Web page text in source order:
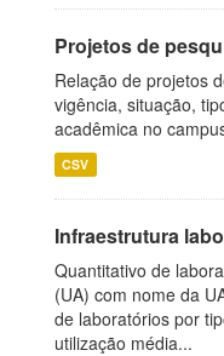
Projetos de
Relação de projetos
vigência, situação,
acadêmica no
CSV
Infraestrutura
Quantitativo de
(UA) com nome da
de laboratórios por
utilização média...